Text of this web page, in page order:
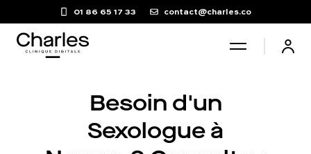
01 86 65 17 33 contact@charles.co
Santé sexuelleBesoin d'un
Sexologue à